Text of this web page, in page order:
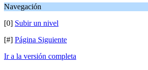
Navegación
[0] Subir un nivel
[#] Página Siguiente
Ir a la versión completa